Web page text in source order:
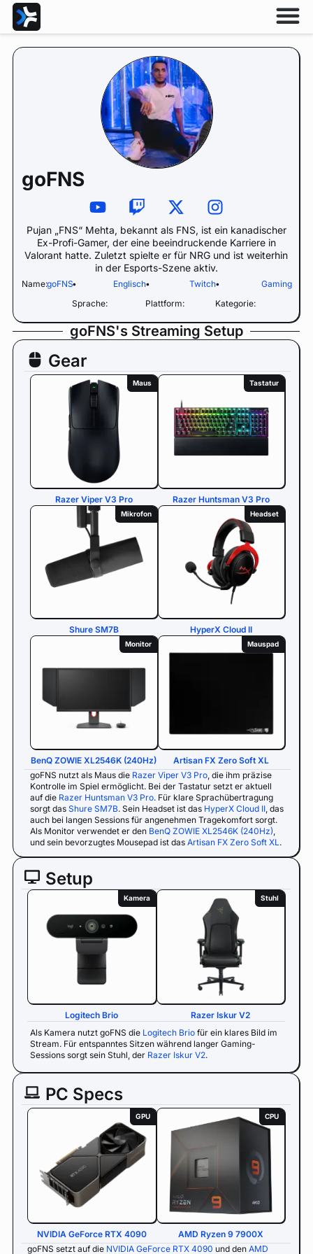
goFNS
Pujan „FNS“ Mehta, bekannt als FNS, ist ein kanadischer
Ex-Profi-Gamer, der eine beeindruckende Karriere in
Valorant hatte. Zuletzt spielte er für NRG und ist weiterhin
in der Esports-Szene aktiv.
Name:goFNS•
Sprache:
Englisch•
Plattform:
Twitch•
Kategorie:
Gaming
goFNS's Streaming Setup
Gear
Maus
Razer Viper V3 Pro
Tastatur
Razer Huntsman V3 Pro
Mikrofon
Shure SM7B
Headset
HyperX Cloud II
Monitor
BenQ ZOWIE XL2546K (240Hz)
Mauspad
Artisan FX Zero Soft XL
goFNS nutzt als Maus die Razer Viper V3 Pro , die ihm präzise
Kontrolle im Spiel ermöglicht. Bei der Tastatur setzt er aktuell
auf die Razer Huntsman V3 Pro. Für klare Sprachübertragung
sorgt das Shure SM7B. Sein Headset ist das HyperX Cloud II , das
auch bei langen Sessions für angenehmen Tragekomfort sorgt.
Als Monitor verwendet er den BenQ ZOWIE XL2546K (240Hz)
und sein bevorzugtes Mousepad ist das Artisan FX Zero Soft XL .
Setup
Als Kamera nutzt goFNS die Logitech Brio für ein klares Bild im
Stream. Für entspanntes Sitzen während langer Gaming-
Sessions sorgt sein Stuhl, der Razer Iskur V2.
Kamera
Logitech Brio
Stuhl
Razer Iskur V2
PC Specs
GPU
NVIDIA GeForce RTX 4090
CPU
AMD Ryzen 9 7900X
goFNS setzt auf die NVIDIA GeForce RTX 4090 und den AMD